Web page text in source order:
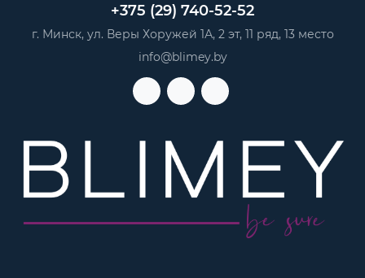
+375 (29) 740-52-52
г. Минск, ул. Веры Хоружей 1А, 2 эт, 11 ряд, 13 место
info@blimey.by